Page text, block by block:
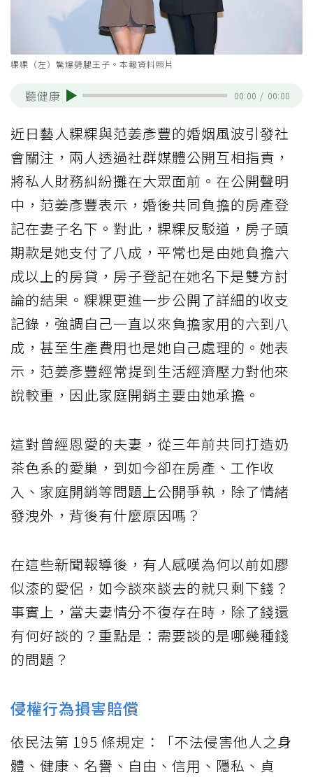
粿粿（左）驚爆劈腿王子。本報資料照片
聽健康 00:00 / 00:00
近日藝人粿粿與范姜彥豐的婚姻風波引發社
會關注，兩人透過社群媒體公開互相指責，
將私人財務糾紛攤在大眾面前。在公開聲明
中，范姜彥豐表示，婚後共同負擔的房產登
記在妻子名下。對此，粿粿反駁道，房子頭
期款是她支付了八成，平常也是由她負擔六
成以上的房貸，房子登記在她名下是雙方討
論的結果。粿粿更進一步公開了詳細的收支
記錄，強調自己一直以來負擔家用的六到八
成，甚至生產費用也是她自己處理的。她表
示，范姜彥豐經常提到生活經濟壓力對他來
說較重，因此家庭開銷主要由她承擔。
這對曾經恩愛的夫妻，從三年前共同打造奶
茶色系的愛巢，到如今卻在房產、工作收
入、家庭開銷等問題上公開爭執，除了情緒
發洩外，背後有什麼原因嗎？
在這些新聞報導後，有人感嘆為何以前如膠
似漆的愛侶，如今談來談去的就只剩下錢？
事實上，當夫妻情分不復存在時，除了錢還
有何好談的？重點是：需要談的是哪幾種錢
的問題？
侵權行為損害賠償
依民法第 195 條規定：「不法侵害他人之身
體、健康、名譽、自由、信用、隱私、貞